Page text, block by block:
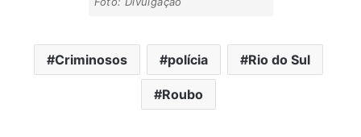
Criminosos polícia Rio do Sul
Roubo